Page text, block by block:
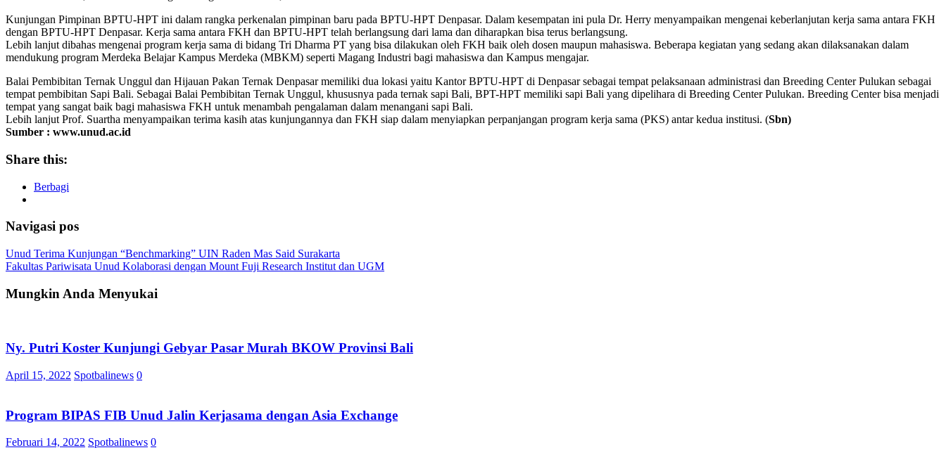
Kunjungan Pimpinan BPTU-HPT ini dalam rangka perkenalan pimpinan baru pada BPTU-HPT Denpasar. Dalam kesempatan ini pula Dr. Herry menyampaikan mengenai keberlanjutan kerja sama antara FKH
dengan BPTU-HPT Denpasar. Kerja sama antara FKH dan BPTU-HPT telah berlangsung dari lama dan diharapkan bisa terus berlangsung.
Lebih lanjut dibahas mengenai program kerja sama di bidang Tri Dharma PT yang bisa dilakukan oleh FKH baik oleh dosen maupun mahasiswa. Beberapa kegiatan yang sedang akan dilaksanakan dalam
mendukung program Merdeka Belajar Kampus Merdeka (MBKM) seperti Magang Industri bagi mahasiswa dan Kampus mengajar.
Balai Pembibitan Ternak Unggul dan Hijauan Pakan Ternak Denpasar memiliki dua lokasi yaitu Kantor BPTU-HPT di Denpasar sebagai tempat pelaksanaan administrasi dan Breeding Center Pulukan sebagai
tempat pembibitan Sapi Bali. Sebagai Balai Pembibitan Ternak Unggul, khususnya pada ternak sapi Bali, BPT-HPT memiliki sapi Bali yang dipelihara di Breeding Center Pulukan. Breeding Center bisa menjadi
tempat yang sangat baik bagi mahasiswa FKH untuk menambah pengalaman dalam menangani sapi Bali.
Lebih lanjut Prof. Suartha menyampaikan terima kasih atas kunjungannya dan FKH siap dalam menyiapkan perpanjangan program kerja sama (PKS) antar kedua institusi. (Sbn)
Sumber : www.unud.ac.id
Share this:
Berbagi
Navigasi pos
Unud Terima Kunjungan “Benchmarking” UIN Raden Mas Said Surakarta
Fakultas Pariwisata Unud Kolaborasi dengan Mount Fuji Research Institut dan UGM
Mungkin Anda Menyukai
Ny. Putri Koster Kunjungi Gebyar Pasar Murah BKOW Provinsi Bali
April 15, 2022 Spotbalinews 0
Program BIPAS FIB Unud Jalin Kerjasama dengan Asia Exchange
Februari 14, 2022 Spotbalinews 0